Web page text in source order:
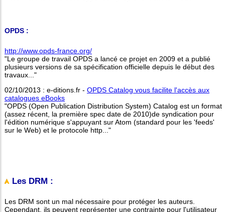
OPDS :
http://www.opds-france.org/
"Le groupe de travail OPDS a lancé ce projet en 2009 et a publié
plusieurs versions de sa spécification officielle depuis le début des
travaux..."
02/10/2013 : e-ditions.fr - OPDS Catalog vous facilite l'accès aux
catalogues eBooks
"OPDS (Open Publication Distribution System) Catalog est un format
(assez récent, la première spec date de 2010)de syndication pour
l'édition numérique s'appuyant sur Atom (standard pour les 'feeds'
sur le Web) et le protocole http..."
Les DRM :
Les DRM sont un mal nécessaire pour protéger les auteurs.
Cependant, ils peuvent représenter une contrainte pour l'utilisateur